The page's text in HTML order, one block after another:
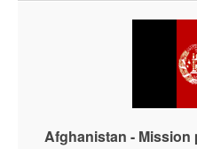
Afghanistan - Mission